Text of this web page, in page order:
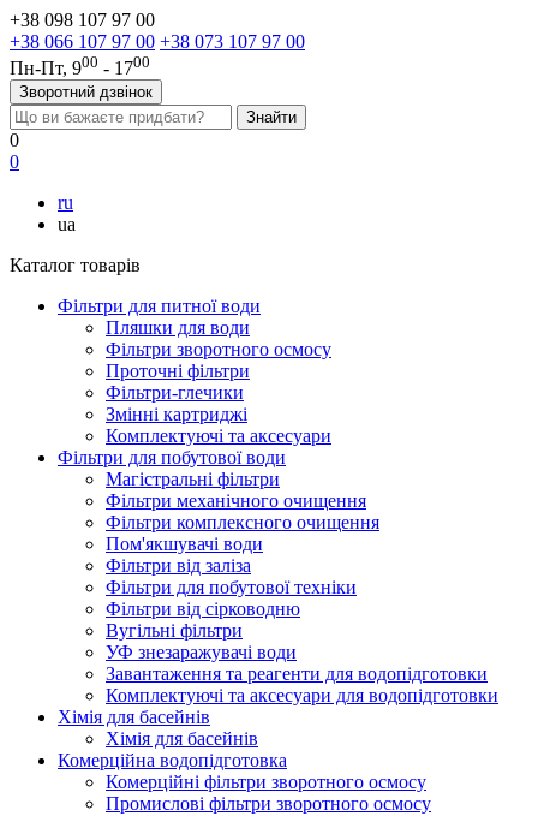
+38 098 107 97 00
+38 066 107 97 00 +38 073 107 97 00
Пн-Пт, 900 - 1700
Зворотний дзвінок
0
0
ru
ua
Каталог товарів
Фільтри для питної води
Пляшки для води
Фільтри зворотного осмосу
Проточні фільтри
Фільтри-глечики
Змінні картриджі
Комплектуючі та аксесуари
Фільтри для побутової води
Магістральні фільтри
Фільтри механічного очищення
Фільтри комплексного очищення
Пом'якшувачі води
Фільтри від заліза
Фільтри для побутової техніки
Фільтри від сірководню
Вугільні фільтри
УФ знезаражувачі води
Завантаження та реагенти для водопідготовки
Комплектуючі та аксесуари для водопідготовки
Хімія для басейнів
Хімія для басейнів
Комерційна водопідготовка
Комерційні фільтри зворотного осмосу
Промислові фільтри зворотного осмосу